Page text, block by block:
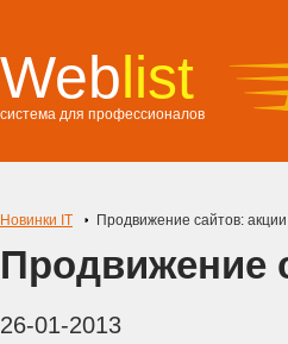
Weblist
система для профессионалов
Новинки IT Продвижение сайтов: акции
Продвижение
26-01-2013